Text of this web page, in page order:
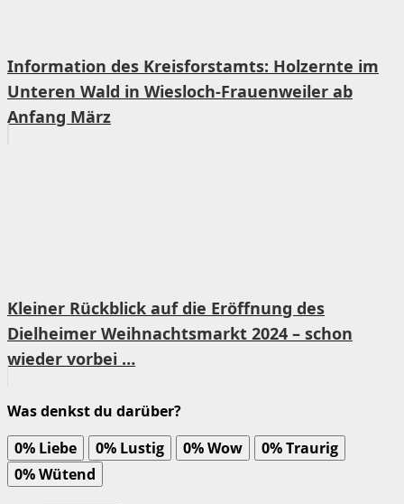
Information des Kreisforstamts: Holzernte im
Unteren Wald in Wiesloch-Frauenweiler ab
Anfang März
Kleiner Rückblick auf die Eröffnung des
Dielheimer Weihnachtsmarkt 2024 – schon
wieder vorbei …
Was denkst du darüber?
0% Liebe 0% Lustig 0%Wow 0%Traurig
0%Wütend